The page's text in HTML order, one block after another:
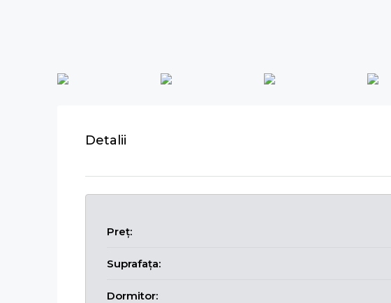
Detalii
Preț:
Suprafața:
Dormitor: